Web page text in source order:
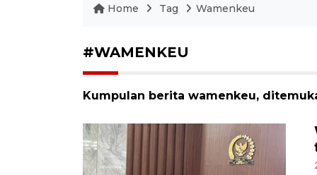
Home Tag Wamenkeu
#WAMENKEU
Kumpulan berita wamenkeu,